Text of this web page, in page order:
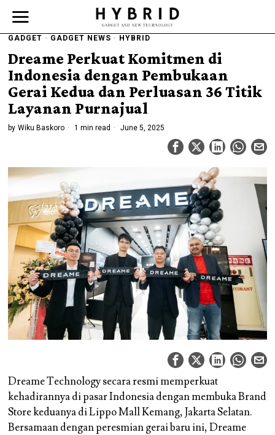
GADGET · GADGET NEWS · HYBRID
Dreame Perkuat Komitmen di
Indonesia dengan Pembukaan
Gerai Kedua dan Perluasan 36 Titik
Layanan Purnajual
by Wiku Baskoro 1 min read June 5, 2025
Dreame Technology secara resmi memperkuat
kehadirannya di pasar Indonesia dengan membuka Brand
Store keduanya di Lippo Mall Kemang, Jakarta Selatan.
Bersamaan dengan peresmian gerai baru ini, Dreame